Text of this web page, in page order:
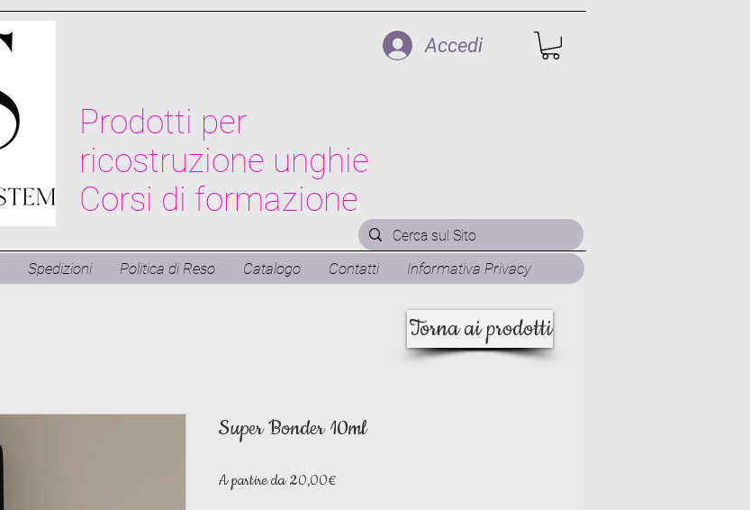
Prodotti per
ricostruzione unghie
Corsi di formazione
Accedi
Spedizioni Politica di Reso Catalogo Contatti Informativa Privacy
Super Bonder 10ml
A partire da20,00€
Torna ai prodotti